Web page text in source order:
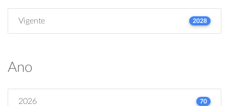
Vigente 2028
Ano
2026 70